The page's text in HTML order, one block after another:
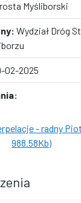
Myśliborski
Wydział Dróg
02-2025
- radny
988.58Kb)